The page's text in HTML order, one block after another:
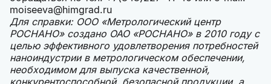
moiseeva@himgrad.ru
Для справки: ООО «Метрологический центр
РОСНАНО» создано ОАО «РОСНАНО» в 2010 году с
целью эффективного удовлетворения потребностей
наноиндустрии в метрологическом обеспечении,
необходимом для выпуска качественной,
конкурентоспособной, безопасной продукции, а